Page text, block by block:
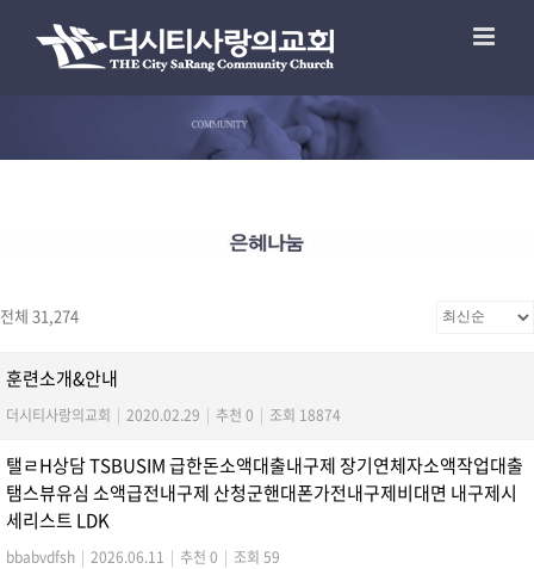
전체 31,274
훈련소개&안내
더시티사랑의교회 | 2020.02.29 | 추천 0 | 조회 18874
탤ㄹH상담 TSBUSIM 급한돈소액대출내구제 장기연체자소액작업대출
탬스뷰유심 소액급전내구제 산청군핸대폰가전내구제비대면 내구제시
세리스트 LDK
bbabvdfsh | 2026.06.11 | 추천 0 | 조회 59